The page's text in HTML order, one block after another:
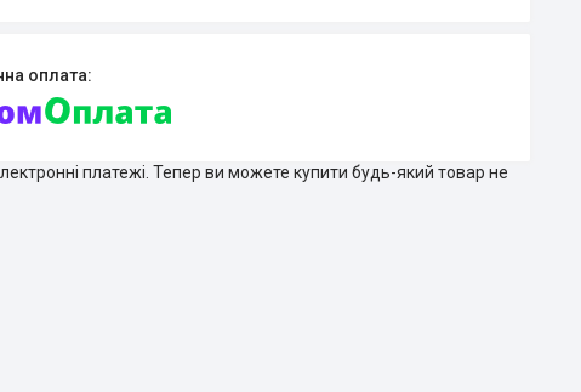
платежі. Тепер ви можете купити будь-який товар не